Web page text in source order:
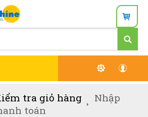
tra giỏ hàng
Nhập
toán